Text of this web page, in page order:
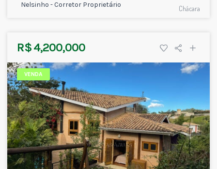
Nelsinho - Corretor Proprietário Chácara
R$ 4,200,000
VENDA